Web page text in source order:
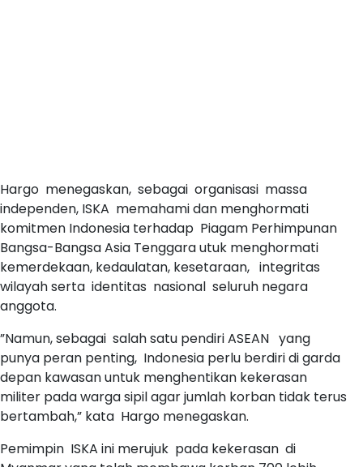
Hargo menegaskan, sebagai organisasi massa
independen, ISKA memahami dan menghormati
komitmen Indonesia terhadap Piagam Perhimpunan
Bangsa-Bangsa Asia Tenggara utuk menghormati
kemerdekaan, kedaulatan, kesetaraan, integritas
wilayah serta identitas nasional seluruh negara
anggota.
”Namun, sebagai salah satu pendiri ASEAN yang
punya peran penting, Indonesia perlu berdiri di garda
depan kawasan untuk menghentikan kekerasan
militer pada warga sipil agar jumlah korban tidak terus
bertambah,” kata Hargo menegaskan.
Pemimpin ISKA ini merujuk pada kekerasan di